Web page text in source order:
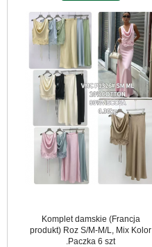
Komplet damskie (Francja
produkt) Roz S/M-M/L, Mix Kolor
.Paczka 6 szt